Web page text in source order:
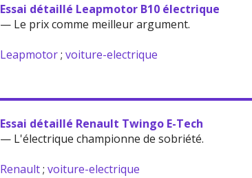
Essai détaillé Leapmotor B10 électrique
— Le prix comme meilleur argument.
Leapmotor;voiture-electrique
Essai détaillé Renault Twingo E-Tech
— L'électrique championne de sobriété.
Renault;voiture-electrique